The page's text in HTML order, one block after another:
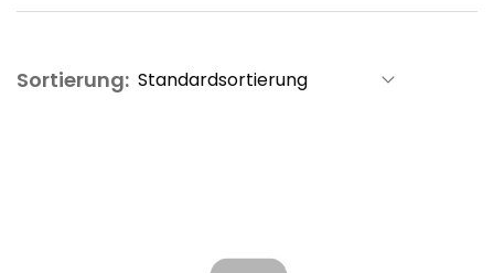
Sortierung: